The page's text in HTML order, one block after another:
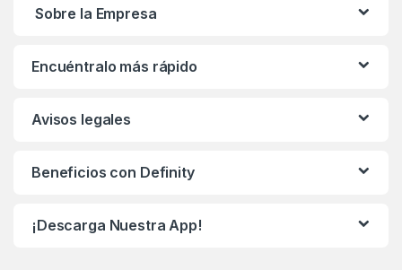
Sobre la Empresa
Encuéntralo más rápido
Avisos legales
Beneficios con Definity
¡Descarga Nuestra App!